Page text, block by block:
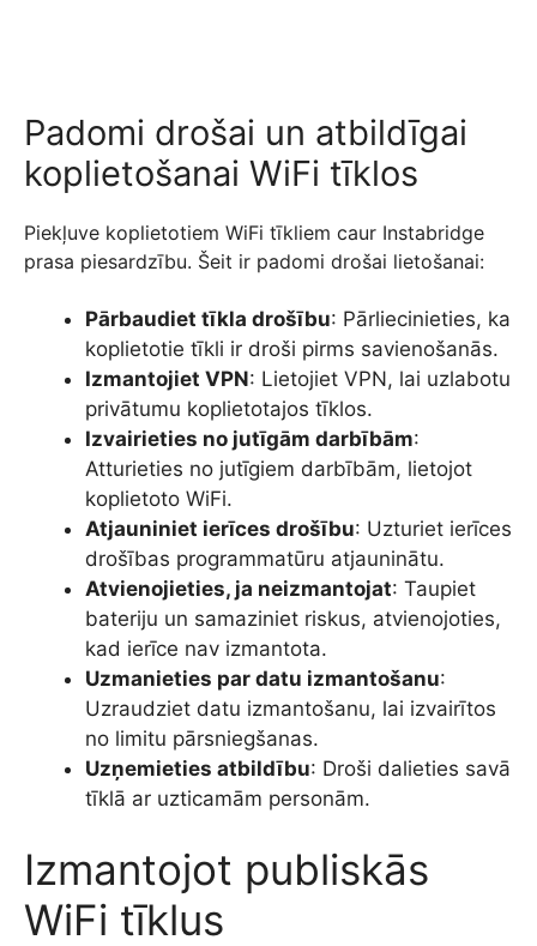
Padomi drošai un atbildīgai
koplietošanai WiFi tīklos
Piekļuve koplietotiem WiFi tīkliem caur Instabridge
prasa piesardzību. Šeit ir padomi drošai lietošanai:
Pārbaudiet tīkla drošību: Pārliecinieties, ka
koplietotie tīkli ir droši pirms savienošanās.
Izmantojiet VPN: Lietojiet VPN, lai uzlabotu
privātumu koplietotajos tīklos.
Izvairieties no jutīgām darbībām:
Atturieties no jutīgiem darbībām, lietojot
koplietoto WiFi.
Atjauniniet ierīces drošību: Uzturiet ierīces
drošības programmatūru atjauninātu.
Atvienojieties, ja neizmantojat: Taupiet
bateriju un samaziniet riskus, atvienojoties,
kad ierīce nav izmantota.
Uzmanieties par datu izmantošanu:
Uzraudziet datu izmantošanu, lai izvairītos
no limitu pārsniegšanas.
Uzņemieties atbildību: Droši dalieties savā
tīklā ar uzticamām personām.
Izmantojot publiskās
WiFi tīklus